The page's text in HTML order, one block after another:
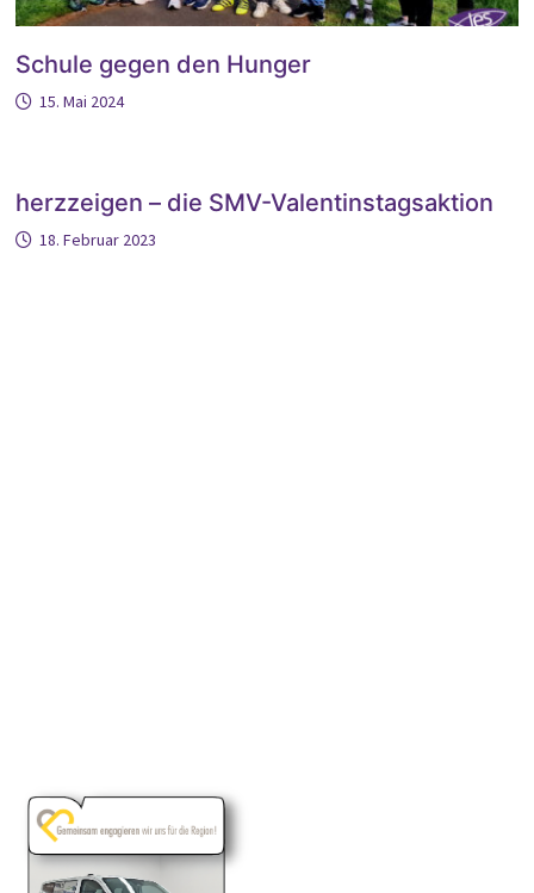
Schule gegen den Hunger
15. Mai 2024
herzzeigen – die SMV-Valentinstagsaktion
18. Februar 2023